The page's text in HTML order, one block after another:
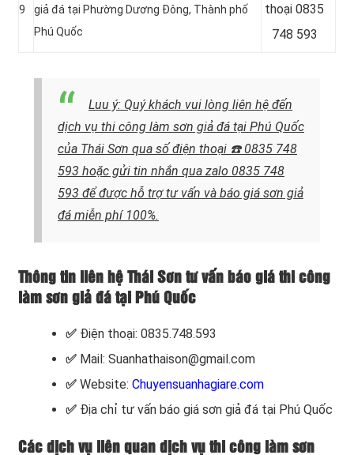
9
giả đá tại Phường Dương Đông, Thành phố
Phú Quốc
thoại 0835
748 593
Luu ý: Quý khách vui lòng liên hệ đến
dịch vụ thi công làm sơn giả đá tại Phú Quốc
của Thái Sơn qua số điện thoại ☎️ 0835 748
593 hoặc gửi tin nhắn qua zalo 0835 748
593 để được hỗ trợ tư vấn và báo giá sơn giả
đá miễn phí 100%.
Thông tin liên hệ Thái Sơn tư vấn báo giá thi công
làm sơn giả đá tại Phú Quốc
✅ Điện thoại: 0835.748.593
✅ Mail: Suanhathaison@gmail.com
✅ Website: Chuyensuanhagiare.com
✅ Địa chỉ tư vấn báo giá sơn giả đá tại Phú Quốc
Các dịch vụ liên quan dịch vụ thi công làm sơn